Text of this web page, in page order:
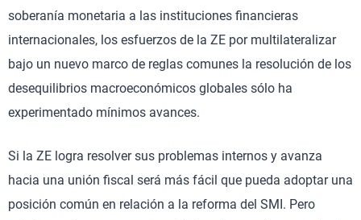
soberanía monetaria a las instituciones financieras
internacionales, los esfuerzos de la ZE por multilateralizar
bajo un nuevo marco de reglas comunes la resolución de los
desequilibrios macroeconómicos globales sólo ha
experimentado mínimos avances.
Si la ZE logra resolver sus problemas internos y avanza
hacia una unión fiscal será más fácil que pueda adoptar una
posición común en relación a la reforma del SMI. Pero